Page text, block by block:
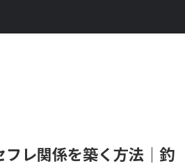
レ関係を築く方法｜釣